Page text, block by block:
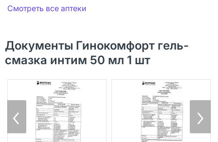
Смотреть все аптеки
Документы Гинокомфорт гель-
смазка интим 50 мл 1 шт